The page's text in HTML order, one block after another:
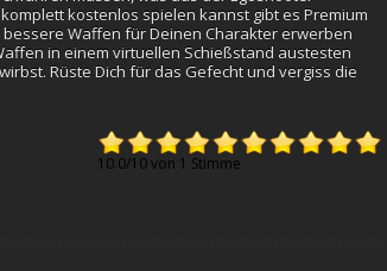
kostenlos spielen kannst gibt es Premium
Waffen für Deinen Charakter erwerben
in einem virtuellen Schießstand austesten
Rüste Dich für das Gefecht und vergiss die
10.0/10von 1 Stimme